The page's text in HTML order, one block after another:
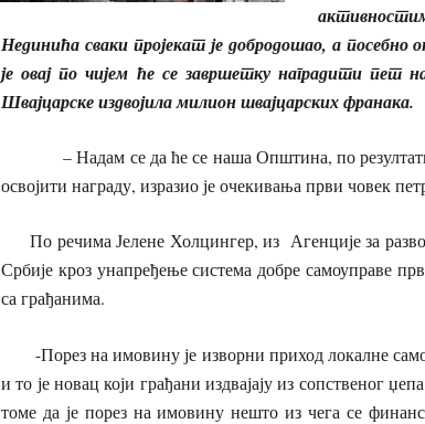
Нединића сваки пројекат је добродошао, а
је овај по чијем ће се завршетку наградити пет
Швајцарске издвојила милион швајцарских франака.
– Надам се да ће се наша Општина, по
освојити награду, изразио је очекивања први човек
По речима Јелене Холцингер, из Агенције за
Србије кроз унапређење система добре самоуправе
са грађанима.
-Порез на имовину је изворни приход локалне
и то је новац који грађани издвајају из сопственог
томе да је порез на имовину нешто из чега се